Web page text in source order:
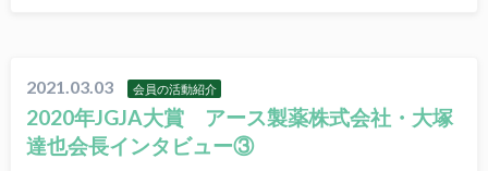
2021.03.03 会員の活動紹介
2020年JGJA大賞 アース製薬株式会社・大塚
達也会長インタビュー③